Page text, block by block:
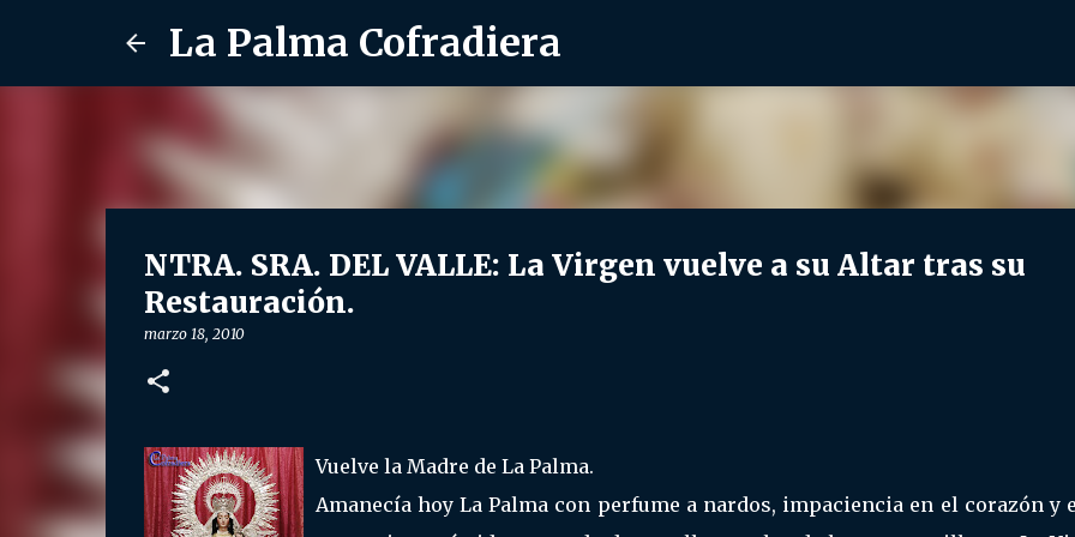
La Palma Cofradiera
NTRA. SRA. DEL VALLE: La Virgen vuelve a su Altar tras su
Restauración.
marzo 18, 2010
Vuelve la Madre de La Palma.
Amanecía hoy La Palma con perfume a nardos, impaciencia en el corazón y